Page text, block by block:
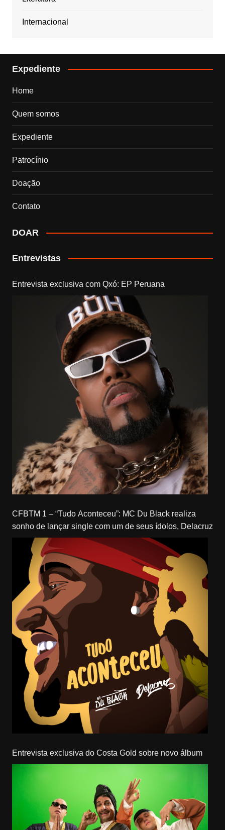
Internacional
Expediente
Home
Quem somos
Expediente
Patrocínio
Doação
Contato
DOAR
Entrevistas
Entrevista exclusiva com Qxó: EP Peruana
CFBTM 1 – “Tudo Aconteceu”: MC Du Black realiza
sonho de lançar single com um de seus ídolos, Delacruz
Entrevista exclusiva do Costa Gold sobre novo álbum